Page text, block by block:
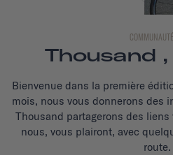
COMMUNAUTÉ
Thousand ,
Bienvenue dans la première
mois, nous vous donnerons des
Thousand partagerons des
nous, vous plairont, avec
route.